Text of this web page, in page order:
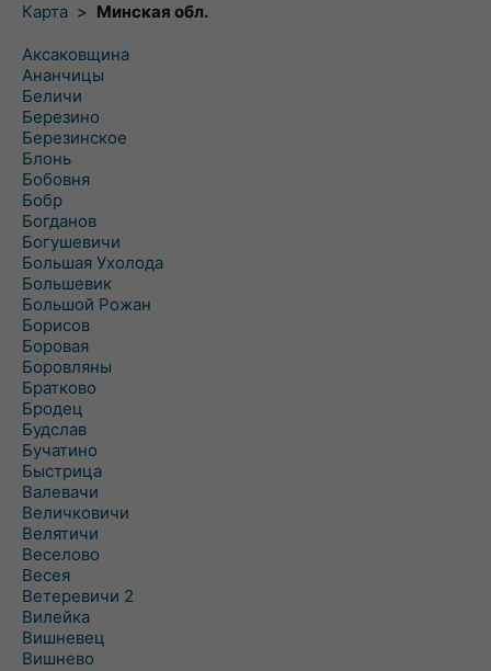
Карта > Минская обл.
Аксаковщина
Ананчицы
Беличи
Березино
Березинское
Блонь
Бобовня
Бобр
Богданов
Богушевичи
Большая Ухолода
Большевик
Большой Рожан
Борисов
Боровая
Боровляны
Братково
Бродец
Будслав
Бучатино
Быстрица
Валевачи
Величковичи
Велятичи
Веселово
Весея
Ветеревичи 2
Вилейка
Вишневец
Вишнево